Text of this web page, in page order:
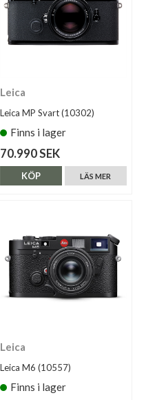
Leica
Leica MP Svart (10302)
Finns i lager
70.990 SEK
LÄS MER
KÖP
Leica
Leica M6 (10557)
Finns i lager